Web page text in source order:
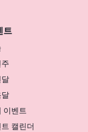
트
이벤트
캘린더